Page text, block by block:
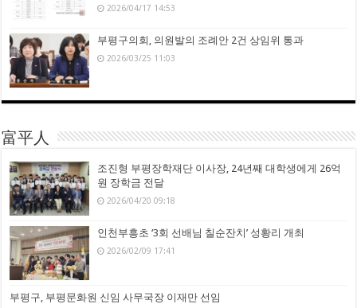
2026/04/17 14:53
부평구의회, 의원발의 조례안 2건 상임위 통과
2026/03/25 11:03
富平人
조진형 부평장학재단 이사장, 24년째 대학생에게 26억
원 장학금 전달
2026/04/20 09:18
인천부흥초 ‘3회 선배님 칠순잔치’ 성황리 개최
2026/02/09 17:41
부평구, 부평문화원 신임 사무국장 이재만 선임